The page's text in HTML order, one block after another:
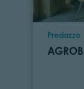
Ort
Predazzo